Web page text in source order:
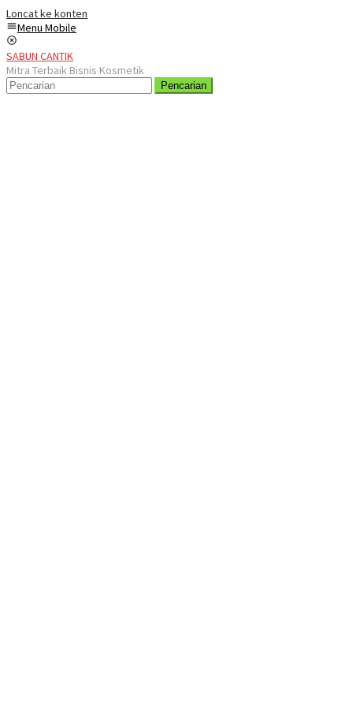
Loncat ke konten
Menu Mobile
SABUN CANTIK
Mitra Terbaik Bisnis Kosmetik
Pencarian